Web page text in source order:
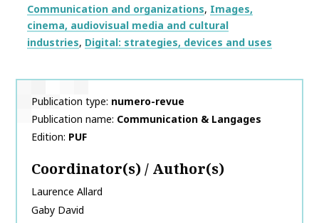
Thématiques
Communication and organizations Images,
cinema, audiovisual media and cultural
industries Digital: strategies, devices and uses
Publication type numero-revue
Publication name Communication & Langages
Edition PUF
Coordinator(s) / Author(s)
Laurence Allard
Gaby David